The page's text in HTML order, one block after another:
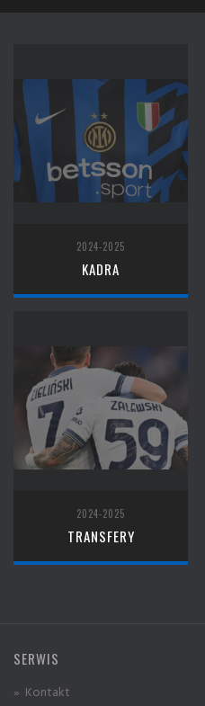
2024-2025
KADRA
2024-2025
TRANSFERY
SERWIS
» Kontakt